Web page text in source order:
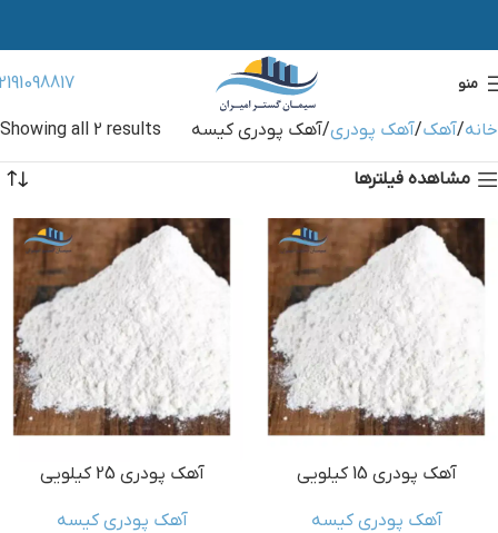
منو
خانه آهک آهک پودری آهک پودری کیسه Showing all 2 results
مشاهده فیلترها
آهک پودری 15 کیلویی
آهک پودری کیسه
آهک پودری 25 کیلویی
آهک پودری کیسه